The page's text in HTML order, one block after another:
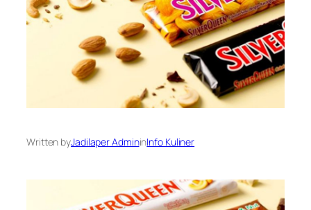
Written byJadilaper AdmininInfo Kuliner